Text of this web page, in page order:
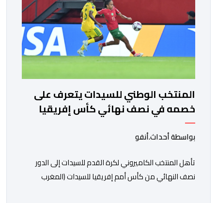
المنتخب الوطني للسيدات يتعرف على
خصمه في نصف نهائي كأس إفريقيا
بواسطة أحداث.أنفو
تأهل المنتخب الكاميروني لكرة القدم للسيدات إلى الدور
نصف النهائي من كأس أمم إفريقيا للسيدات (المغرب